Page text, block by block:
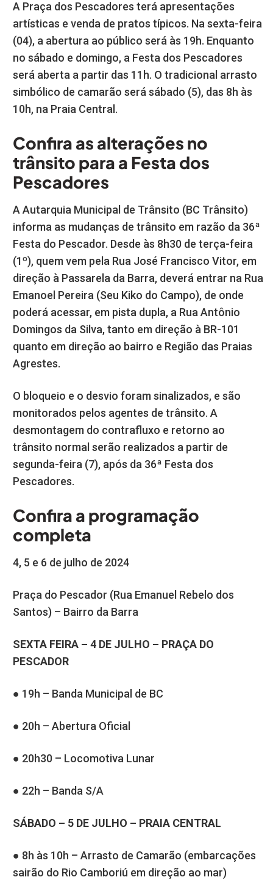
A Praça dos Pescadores terá apresentações
artísticas e venda de pratos típicos. Na sexta-feira
(04), a abertura ao público será às 19h. Enquanto
no sábado e domingo, a Festa dos Pescadores
será aberta a partir das 11h. O tradicional arrasto
simbólico de camarão será sábado (5), das 8h às
10h, na Praia Central.
Confira as alterações no
trânsito para a Festa dos
Pescadores
A Autarquia Municipal de Trânsito (BC Trânsito)
informa as mudanças de trânsito em razão da 36ª
Festa do Pescador. Desde às 8h30 de terça-feira
(1º), quem vem pela Rua José Francisco Vitor, em
direção à Passarela da Barra, deverá entrar na Rua
Emanoel Pereira (Seu Kiko do Campo), de onde
poderá acessar, em pista dupla, a Rua Antônio
Domingos da Silva, tanto em direção à BR-101
quanto em direção ao bairro e Região das Praias
Agrestes.
O bloqueio e o desvio foram sinalizados, e são
monitorados pelos agentes de trânsito. A
desmontagem do contrafluxo e retorno ao
trânsito normal serão realizados a partir de
segunda-feira (7), após da 36ª Festa dos
Pescadores.
Confira a programação
completa
4, 5 e 6 de julho de 2024
Praça do Pescador (Rua Emanuel Rebelo dos
Santos) – Bairro da Barra
SEXTA FEIRA – 4 DE JULHO – PRAÇA DO
PESCADOR
● 19h – Banda Municipal de BC
● 20h – Abertura Oficial
● 20h30 – Locomotiva Lunar
● 22h – Banda S/A
SÁBADO – 5 DE JULHO – PRAIA CENTRAL
● 8h às 10h – Arrasto de Camarão (embarcações
sairão do Rio Camboriú em direção ao mar)